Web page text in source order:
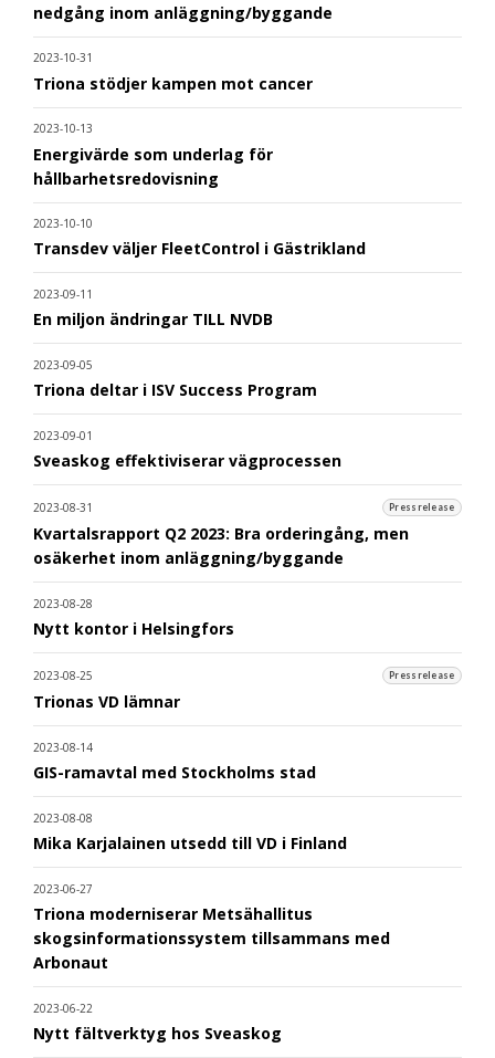
nedgång inom anläggning/byggande
2023-10-31
Triona stödjer kampen mot cancer
2023-10-13
Energivärde som underlag för
hållbarhetsredovisning
2023-10-10
Transdev väljer FleetControl i Gästrikland
2023-09-11
En miljon ändringar TILL NVDB
2023-09-05
Triona deltar i ISV Success Program
2023-09-01
Sveaskog effektiviserar vägprocessen
2023-08-31 Pressrelease
Kvartalsrapport Q2 2023: Bra orderingång, men
osäkerhet inom anläggning/byggande
2023-08-28
Nytt kontor i Helsingfors
2023-08-25 Pressrelease
Trionas VD lämnar
2023-08-14
GIS-ramavtal med Stockholms stad
2023-08-08
Mika Karjalainen utsedd till VD i Finland
2023-06-27
Triona moderniserar Metsähallitus
skogsinformationssystem tillsammans med
Arbonaut
2023-06-22
Nytt fältverktyg hos Sveaskog